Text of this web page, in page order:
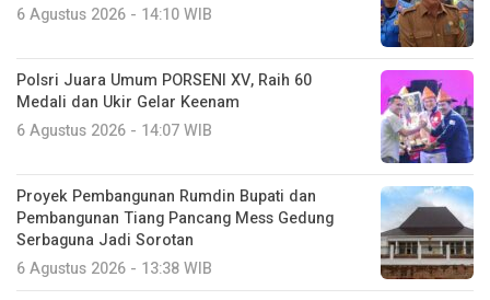
6 Agustus 2026 - 14:10 WIB
Polsri Juara Umum PORSENI XV, Raih 60
Medali dan Ukir Gelar Keenam
6 Agustus 2026 - 14:07 WIB
Proyek Pembangunan Rumdin Bupati dan
Pembangunan Tiang Pancang Mess Gedung
Serbaguna Jadi Sorotan
6 Agustus 2026 - 13:38 WIB